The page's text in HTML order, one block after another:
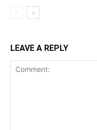
LEAVE A REPLY